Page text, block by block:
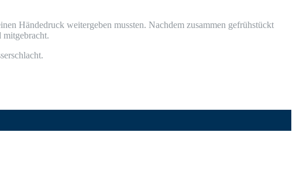
Hän­de­druck wei­ter­ge­ben muss­ten. Nach­dem zusam­men gefrüh­stückt
mitgebracht.